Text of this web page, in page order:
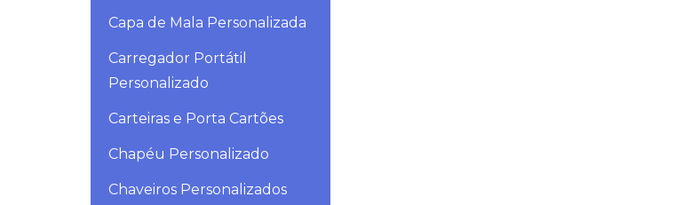
Capa de Mala Personalizada
Carregador Portátil
Personalizado
Carteiras e Porta Cartões
Chapéu Personalizado
Chaveiros Personalizados